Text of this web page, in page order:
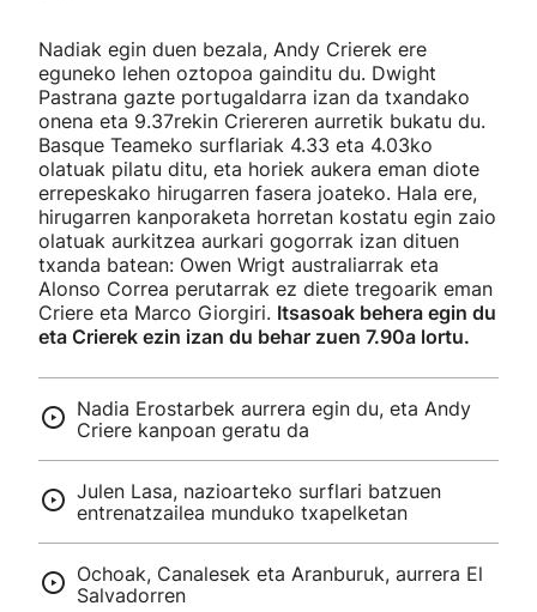
Nadiak egin duen bezala, Andy Crierek ere
eguneko lehen oztopoa gainditu du. Dwight
Pastrana gazte portugaldarra izan da txandako
onena eta 9.37rekin Criereren aurretik bukatu du.
Basque Teameko surflariak 4.33 eta 4.03ko
olatuak pilatu ditu, eta horiek aukera eman diote
errepeskako hirugarren fasera joateko. Hala ere,
hirugarren kanporaketa horretan kostatu egin zaio
olatuak aurkitzea aurkari gogorrak izan dituen
txanda batean: Owen Wrigt australiarrak eta
Alonso Correa perutarrak ez diete tregoarik eman
Criere eta Marco Giorgiri. Itsasoak behera egin du
eta Crierek ezin izan du behar zuen 7.90a lortu.
Nadia Erostarbek aurrera egin du, eta Andy
Criere kanpoan geratu da
Julen Lasa, nazioarteko surflari batzuen
entrenatzailea munduko txapelketan
Ochoak, Canalesek eta Aranburuk, aurrera El
Salvadorren